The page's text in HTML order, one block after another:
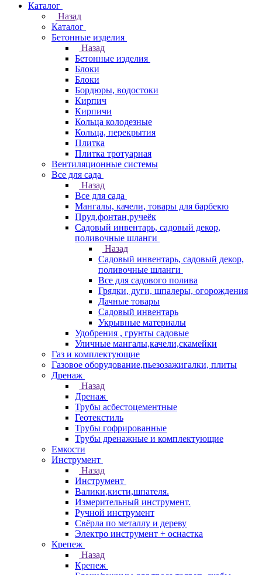
Каталог
Назад
Каталог
Бетонные изделия
Назад
Бетонные изделия
Блоки
Блоки
Бордюры, водостоки
Кирпич
Кирпичи
Кольца колодезные
Кольца, перекрытия
Плитка
Плитка тротуарная
Вентиляционные системы
Все для сада
Назад
Все для сада
Мангалы, качели, товары для барбекю
Пруд,фонтан,ручеёк
Садовый инвентарь, садовый декор,
поливочные шланги
Назад
Садовый инвентарь, садовый декор,
поливочные шланги
Все для садового полива
Грядки, дуги, шпалеры, огорождения
Дачные товары
Садовый инвентарь
Укрывные материалы
Удобрения , грунты садовые
Уличные мангалы,качели,скамейки
Газ и комплектующие
Газовое оборудование,пьезозажигалки, плиты
Дренаж
Назад
Дренаж
Трубы асбестоцементные
Геотекстиль
Трубы гофрированные
Трубы дренажные и комплектующие
Емкости
Инструмент
Назад
Инструмент
Валики,кисти,шпателя.
Измерительный инструмент.
Ручной инструмент
Свёрла по металлу и дереву
Электро инструмент + оснастка
Крепеж
Назад
Крепеж